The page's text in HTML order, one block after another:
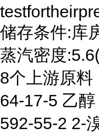
储存条件:库
蒸汽密度
8个上游原料
64-17-5 乙醇
592-55-2 2-